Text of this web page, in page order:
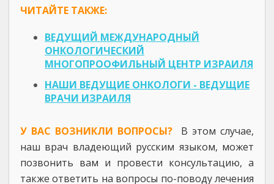
ЧИТАЙТЕ ТАКЖЕ:
ВЕДУЩИЙ МЕЖДУНАРОДНЫЙ
ОНКОЛОГИЧЕСКИЙ
МНОГОПРООФИЛЬНЫЙ ЦЕНТР ИЗРАИЛЯ
НАШИ ВЕДУЩИЕ ОНКОЛОГИ - ВЕДУЩИЕ
ВРАЧИ ИЗРАИЛЯ
У ВАС ВОЗНИКЛИ ВОПРОСЫ? В этом случае,
наш врач владеющий русским языком, может
позвонить вам и провести консультацию, а
также ответить на вопросы по-поводу лечения